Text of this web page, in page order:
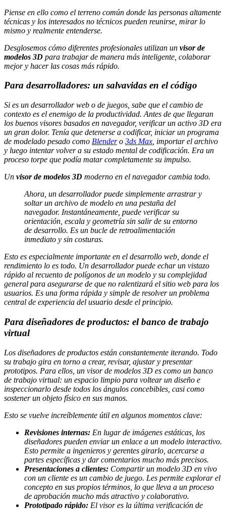
Piense en ello como el terreno común donde las personas altamente
técnicas y los interesados no técnicos pueden reunirse, mirar lo
mismo y realmente entenderse.
Desglosemos cómo diferentes profesionales utilizan un visor de
modelos 3D para trabajar de manera más inteligente, colaborar
mejor y hacer las cosas más rápido.
Para desarrolladores: un salvavidas en el código
Si es un desarrollador web o de juegos, sabe que el cambio de
contexto es el enemigo de la productividad. Antes de que llegaran
los buenos visores basados en navegador, verificar un activo 3D era
un gran dolor. Tenía que detenerse a codificar, iniciar un programa
de modelado pesado como Blendero 3ds Max , importar el archivo
y luego intentar volver a su estado mental de codificación. Era un
proceso torpe que podía matar completamente su impulso.
Un visor de modelos 3D moderno en el navegador cambia todo.
Ahora, un desarrollador puede simplemente arrastrar y
soltar un archivo de modelo en una pestaña del
navegador. Instantáneamente, puede verificar su
orientación, escala y geometría sin salir de su entorno
de desarrollo. Es un bucle de retroalimentación
inmediato y sin costuras.
Esto es especialmente importante en el desarrollo web, donde el
rendimiento lo es todo. Un desarrollador puede echar un vistazo
rápido al recuento de polígonos de un modelo y su complejidad
general para asegurarse de que no ralentizará el sitio web para los
usuarios. Es una forma rápida y simple de resolver un problema
central de experiencia del usuario desde el principio.
Para diseñadores de productos: el banco de trabajo
virtual
Los diseñadores de productos están constantemente iterando. Todo
su trabajo gira en torno a crear, revisar, ajustar y presentar
prototipos. Para ellos, un visor de modelos 3D es como un banco
de trabajo virtual: un espacio limpio para voltear un diseño e
inspeccionarlo desde todos los ángulos concebibles, casi como
sostener un objeto físico en sus manos.
Esto se vuelve increíblemente útil en algunos momentos clave:
Revisiones internas: En lugar de imágenes estáticas, los
diseñadores pueden enviar un enlace a un modelo interactivo.
Esto permite a ingenieros y gerentes girarlo, acercarse a
partes específicas y dar comentarios mucho más precisos.
Presentaciones a clientes: Compartir un modelo 3D en vivo
con un cliente es un cambio de juego. Les permite explorar el
concepto en sus propios términos, lo que lleva a un proceso
de aprobación mucho más atractivo y colaborativo.
Prototipado rápido: El visor es la última verificación de